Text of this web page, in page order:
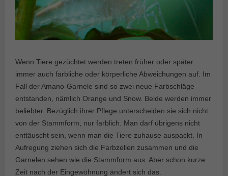
Wenn Tiere gezüchtet werden treten früher oder später
immer auch farbliche oder körperliche Abweichungen auf. Im
Fall der Amano-Garnele sind so zwei neue Farbschläge
entstanden, nämlich Orange und Snow. Beide werden immer
beliebter. Bezüglich ihrer Pflege unterscheiden sie sich nicht
von der Stammform, nur farblich. Man darf übrigens nicht
enttäuscht sein, wenn man die Tiere zuhause auspackt. In
Aufregung ziehen sich die Farbzellen zusammen und die
Garnelen sehen wie die Stammform aus. Aber schon kurze
Zeit nach der Eingewöhnung ändert sich das.